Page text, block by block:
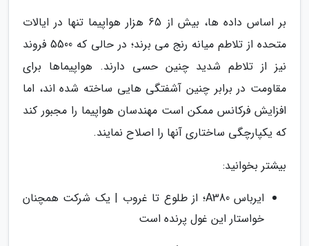
بر اساس داده ها، بیش از 65 هزار هواپیما تنها در ایالات
متحده از تلاطم میانه رنج می برند؛ در حالی که 5500 فروند
نیز از تلاطم شدید چنین حسی دارند. هواپیماها برای
مقاومت در برابر چنین آشفتگی هایی ساخته شده اند، اما
افزایش فرکانس ممکن است مهندسان هواپیما را مجبور کند
که یکپارچگی ساختاری آنها را اصلاح نمایند.
بیشتر بخوانید:
ایرباس A380؛ از طلوع تا غروب | یک شرکت همچنان
خواستار این غول پرنده است